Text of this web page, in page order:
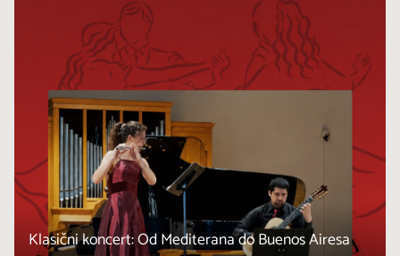
Klasični koncert: Od Mediterana do Buenos Airesa